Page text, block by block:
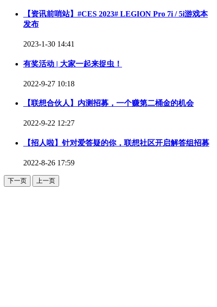
【资讯前哨站】#CES 2023# LEGION Pro 7i / 5i游戏本
发布
2023-1-30 14:41
有奖活动 | 大家一起来捉虫！
2022-9-27 10:18
【联想合伙人】内测招募，一个赚第二桶金的机会
2022-9-22 12:27
【招人啦】针对爱答疑的你，联想社区开启解答组招募
2022-8-26 17:59
下一页 上一页